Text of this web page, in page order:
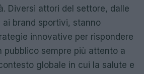
Diversi attori del settore, dalle
ai brand sportivi, stanno
innovative per rispondere
pubblico sempre più attento a
globale in cui la salute e